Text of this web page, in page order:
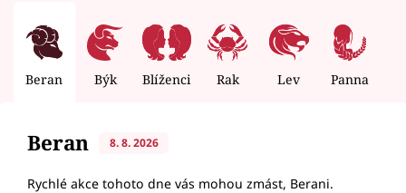
Beran Býk Blíženci Rak Lev Panna
Beran 8. 8. 2026
Rychlé akce tohoto dne vás mohou zmást, Berani.